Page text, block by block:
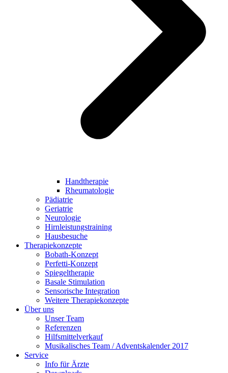
Handtherapie
Rheumatologie
Pädiatrie
Geriatrie
Neurologie
Hirnleistungstraining
Hausbesuche
Therapiekonzepte
Bobath-Konzept
Perfetti-Konzept
Spiegeltherapie
Basale Stimulation
Sensorische Integration
Weitere Therapiekonzepte
Über uns
Unser Team
Referenzen
Hilfsmittelverkauf
Musikalisches Team / Adventskalender 2017
Service
Info für Ärzte